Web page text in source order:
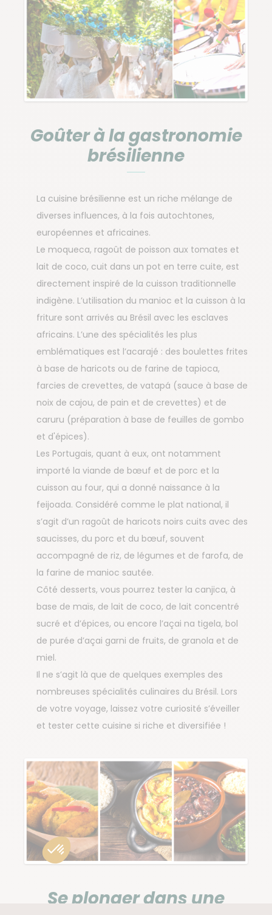
Goûter à la gastronomie
brésilienne
La cuisine brésilienne est un riche mélange de
diverses influences, à la fois autochtones,
européennes et africaines.
Le moqueca, ragoût de poisson aux tomates et
lait de coco, cuit dans un pot en terre cuite, est
directement inspiré de la cuisson traditionnelle
indigène. L’utilisation du manioc et la cuisson à la
friture sont arrivés au Brésil avec les esclaves
africains. L’une des spécialités les plus
emblématiques est l’acarajé : des boulettes frites
à base de haricots ou de farine de tapioca,
farcies de crevettes, de vatapá (sauce à base de
noix de cajou, de pain et de crevettes) et de
caruru (préparation à base de feuilles de gombo
et d'épices).
Les Portugais, quant à eux, ont notamment
importé la viande de bœuf et de porc et la
cuisson au four, qui a donné naissance à la
feijoada. Considéré comme le plat national, il
s’agit d’un ragoût de haricots noirs cuits avec des
saucisses, du porc et du bœuf, souvent
accompagné de riz, de légumes et de farofa, de
la farine de manioc sautée.
Côté desserts, vous pourrez tester la canjica, à
base de maïs, de lait de coco, de lait concentré
sucré et d’épices, ou encore l’açai na tigela, bol
de purée d’açai garni de fruits, de granola et de
miel.
Il ne s’agit là que de quelques exemples des
nombreuses spécialités culinaires du Brésil. Lors
de votre voyage, laissez votre curiosité s’éveiller
et tester cette cuisine si riche et diversifiée !
Se plonger dans une